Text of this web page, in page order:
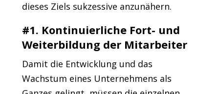
dieses Ziels sukzessive anzunähern.
#1. Kontinuierliche Fort- und
Weiterbildung der Mitarbeiter
Damit die Entwicklung und das
Wachstum eines Unternehmens als